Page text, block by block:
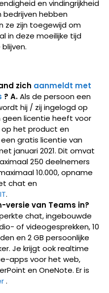
en vindingrijkheid
bedrijven hebben
ze zijn toegewijd om
in deze moeilijke tijd
zich aanmeldt met
? A.Als de persoon een
hij / zij ingelogd op
licentie heeft voor
op het product en
gratis licentie van
januari 2021. Dit omvat
250 deelnemers
10.000, opname
chat en
.
versie van Teams in?
chat, ingebouwde
of videogesprekken, 10
en 2 GB persoonlijke
Je krijgt ook realtime
apps voor het web,
en OneNote. Er is
.